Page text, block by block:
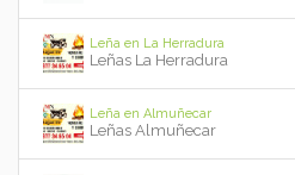
Leña en La Herradura
Leñas La Herradura
Leña en Almuñecar
Leñas Almuñecar